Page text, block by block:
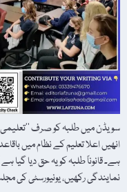
سویڈن میں طلبہ کو صرف
انھیں اعلا تعلیم کے نظام میں
ہے۔ قانوناً طلبہ کو یہ حق دیا گیا
نمایندگی رکھیں، یونیورسٹی کی